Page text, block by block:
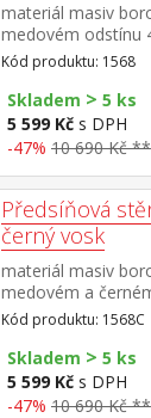
materiál masiv
medovém odstínu
otevřené police na
45 cm součást
Kód produktu: 1568
Skladem > 5 ks
5 599 Kč s DPH
-47% 10 690 Kč **
Předsíňová
černý vosk
materiál masiv
medovém a
háčky, 2 otevřené
sedu lavice 45 cm
2
Kód produktu: 1568C
Skladem > 5 ks
5 599 Kč s DPH
-47% 10 690 Kč **